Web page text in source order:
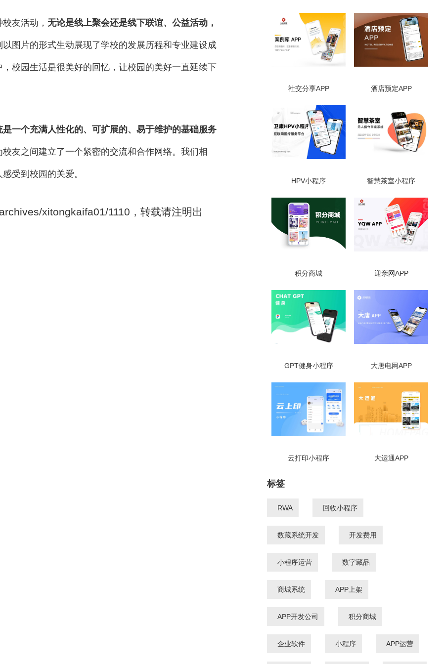
友活动， 无论是线上聚会还是线下联谊、公益活动，
图片的形式生动展现了学校的发展历程和专业建设成
校园生活是很美好的回忆，让校园的美好一直延续下
一个充满人性化的、可扩展的、易于维护的基础服务
友之间建立了一个紧密的交流和合作网络。我们相
受到校园的关爱。
xitongkaifa01/1110，转载请注明出
社交分享APP 酒店预定APP
HPV小程序 智慧茶室小程序
积分商城 迎亲网APP
GPT健身小程序 大唐电网APP
云打印小程序 大运通APP
标签
RWA 回收小程序
数藏系统开发 开发费用
小程序运营 数字藏品
商城系统 APP上架
APP开发公司 积分商城
企业软件 小程序 APP运营